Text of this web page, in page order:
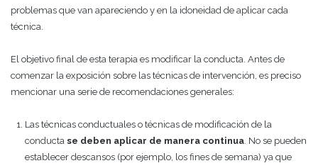
problemas que van apareciendo y en la idoneidad de aplicar cada
técnica.
El objetivo final de esta terapia es modificar la conducta. Antes de
comenzar la exposición sobre las técnicas de intervención, es preciso
mencionar una serie de recomendaciones generales:
Las técnicas conductuales o técnicas de modificación de la
conducta se deben aplicar de manera continua . No se pueden
establecer descansos (por ejemplo, los fines de semana) ya que